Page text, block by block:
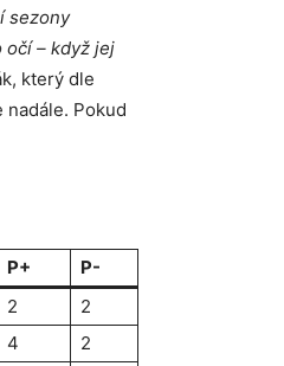
sezony
očí – když jej
který dle
Pokud
P+
P-
2
2
4
2